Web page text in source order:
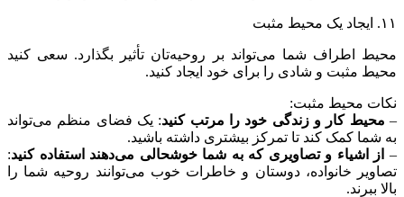
۱۱. ایجاد یک محیط مثبت
محیط اطراف شما می‌تواند بر روحیه‌تان تأثیر بگذارد. سعی کنید
محیط مثبت و شادی را برای خود ایجاد کنید.
نکات محیط مثبت:
– محیط کار و زندگی خود را مرتب کنید: یک فضای منظم می‌تواند
به شما کمک کند تا تمرکز بیشتری داشته باشید.
– از اشیاء و تصاویری که به شما خوشحالی می‌دهند استفاده کنید:
تصاویر خانواده، دوستان و خاطرات خوب می‌توانند روحیه شما را
بالا ببرند.